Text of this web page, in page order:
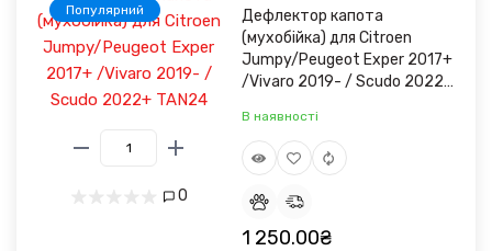
Популярний
0
Дефлектор капота
(мухобійка) для Citroen
Jumpy/Peugeot Exper 2017+
/Vivaro 2019- / Scudo 2022+
В наявності
1 250.00₴